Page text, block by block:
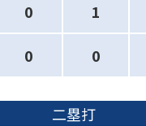
0 1
0 0
二塁打